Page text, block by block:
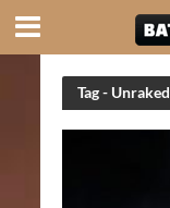
Tag - Unraked